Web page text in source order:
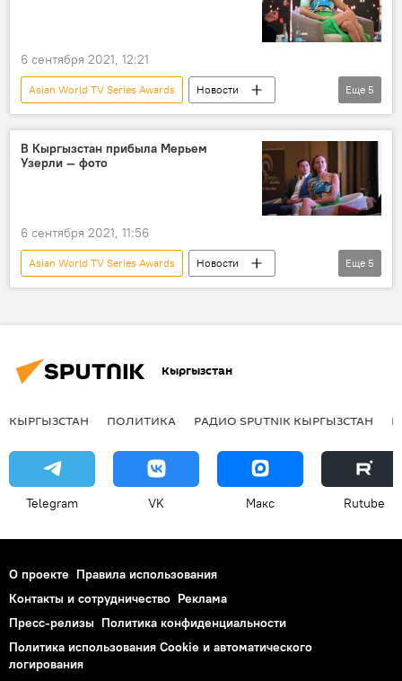
6 сентября 2021, 12:21
Asian World TV Series Awards
Новости
Общество
Кыргызстан
Бишкек
актриса
Мерьем Узерли
Еще 5
В Кыргызстан прибыла Мерьем
Узерли — фото
6 сентября 2021, 11:56
Asian World TV Series Awards
Новости
Общество
Кыргызстан
Бишкек
Еще 5
Кыргызстан
КЫРГЫЗСТАН ПОЛИТИКА РАДИО SPUTNIK КЫРГЫЗСТАН
Telegram VK Макс Rutube
О проекте Правила использования
Контакты и сотрудничество Реклама
Пресс-релизы Политика конфиденциальности
Политика использования Cookie и автоматического
логирования